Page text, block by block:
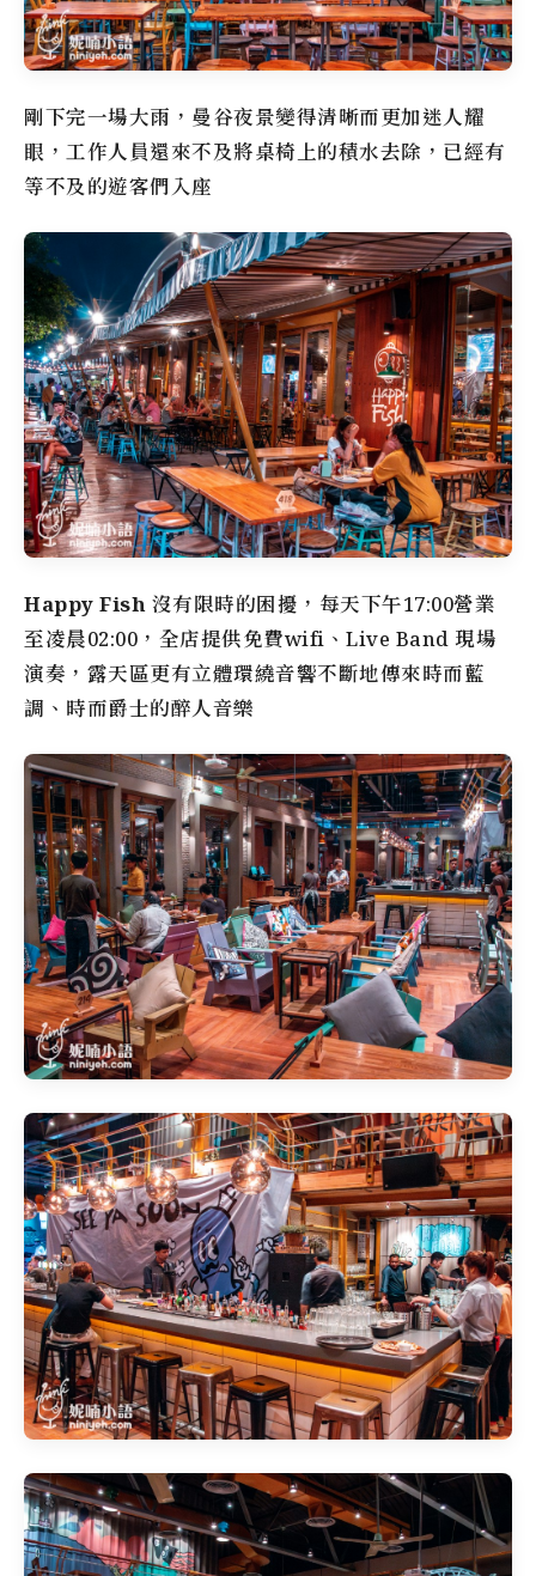
剛下完一場大雨，曼谷夜景變得清晰而更加迷人耀
眼，工作人員還來不及將桌椅上的積水去除，已經有
等不及的遊客們入座
Happy Fish 沒有限時的困擾，每天下午17:00營業
至凌晨02:00，全店提供免費wifi、Live Band 現場
演奏，露天區更有立體環繞音響不斷地傳來時而藍
調、時而爵士的醉人音樂